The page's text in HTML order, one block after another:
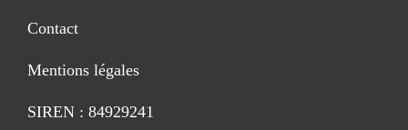
Contact
Mentions légales
SIREN : 84929241